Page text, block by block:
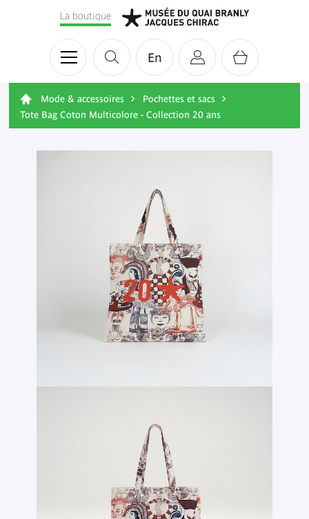
En
La boutique
Mode & accessoires
Pochettes et sacs
Tote Bag Coton Multicolore - Collection 20 ans